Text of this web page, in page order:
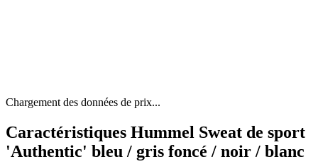
Chargement des données de prix...
Caractéristiques Hummel Sweat de sport
'Authentic' bleu / gris foncé / noir / blanc